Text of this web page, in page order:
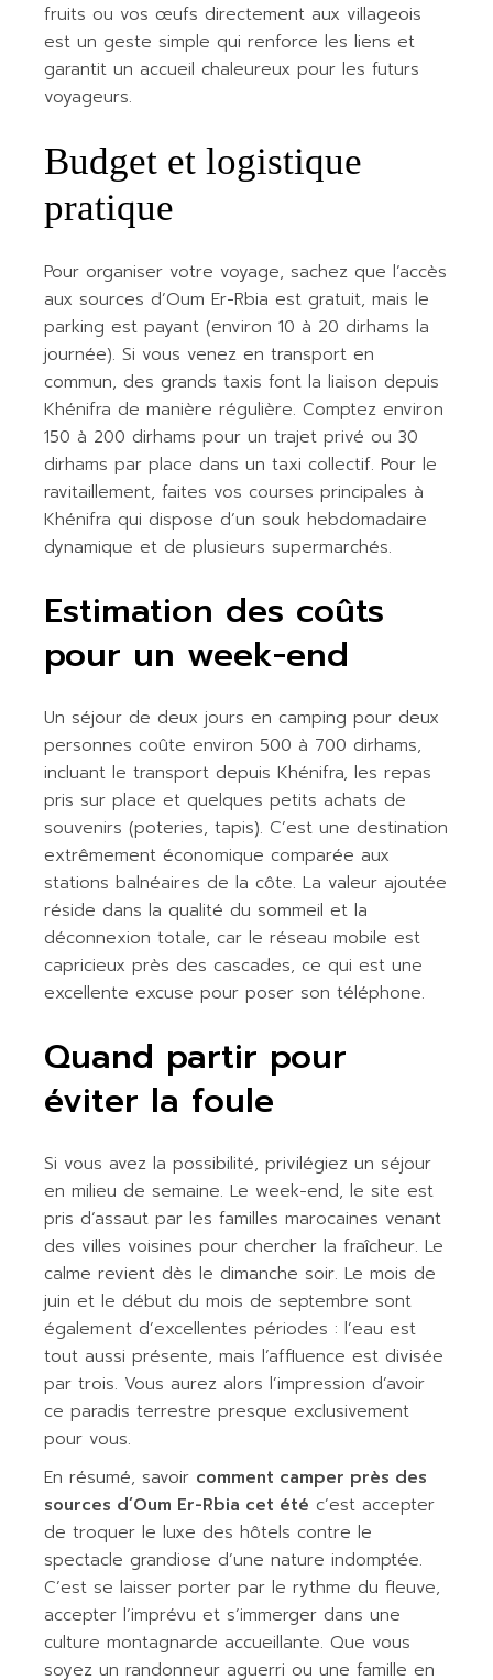
fruits ou vos œufs directement aux villageois
est un geste simple qui renforce les liens et
garantit un accueil chaleureux pour les futurs
voyageurs.
Budget et logistique
pratique
Pour organiser votre voyage, sachez que l’accès
aux sources d’Oum Er-Rbia est gratuit, mais le
parking est payant (environ 10 à 20 dirhams la
journée). Si vous venez en transport en
commun, des grands taxis font la liaison depuis
Khénifra de manière régulière. Comptez environ
150 à 200 dirhams pour un trajet privé ou 30
dirhams par place dans un taxi collectif. Pour le
ravitaillement, faites vos courses principales à
Khénifra qui dispose d’un souk hebdomadaire
dynamique et de plusieurs supermarchés.
Estimation des coûts
pour un week-end
Un séjour de deux jours en camping pour deux
personnes coûte environ 500 à 700 dirhams,
incluant le transport depuis Khénifra, les repas
pris sur place et quelques petits achats de
souvenirs (poteries, tapis). C’est une destination
extrêmement économique comparée aux
stations balnéaires de la côte. La valeur ajoutée
réside dans la qualité du sommeil et la
déconnexion totale, car le réseau mobile est
capricieux près des cascades, ce qui est une
excellente excuse pour poser son téléphone.
Quand partir pour
éviter la foule
Si vous avez la possibilité, privilégiez un séjour
en milieu de semaine. Le week-end, le site est
pris d’assaut par les familles marocaines venant
des villes voisines pour chercher la fraîcheur. Le
calme revient dès le dimanche soir. Le mois de
juin et le début du mois de septembre sont
également d’excellentes périodes : l’eau est
tout aussi présente, mais l’affluence est divisée
par trois. Vous aurez alors l’impression d’avoir
ce paradis terrestre presque exclusivement
pour vous.
En résumé, savoir comment camper près des
sources d’Oum Er-Rbia cet été c’est accepter
de troquer le luxe des hôtels contre le
spectacle grandiose d’une nature indomptée.
C’est se laisser porter par le rythme du fleuve,
accepter l’imprévu et s’immerger dans une
culture montagnarde accueillante. Que vous
soyez un randonneur aguerri ou une famille en